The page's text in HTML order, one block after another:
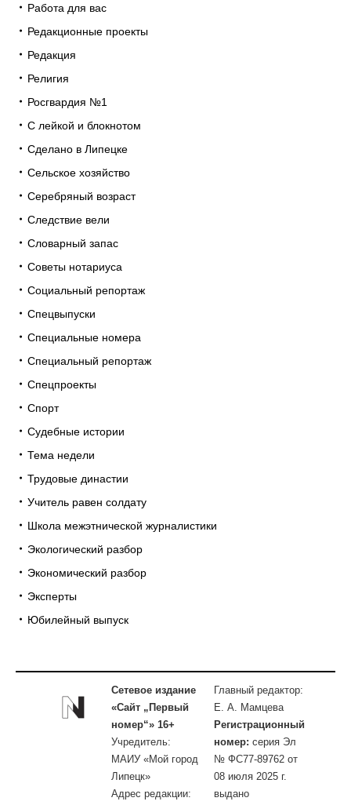
Работа для вас
Редакционные проекты
Редакция
Религия
Росгвардия №1
С лейкой и блокнотом
Сделано в Липецке
Сельское хозяйство
Серебряный возраст
Следствие вели
Словарный запас
Советы нотариуса
Социальный репортаж
Спецвыпуски
Специальные номера
Специальный репортаж
Спецпроекты
Спорт
Судебные истории
Тема недели
Трудовые династии
Учитель равен солдату
Школа межэтнической журналистики
Экологический разбор
Экономический разбор
Эксперты
Юбилейный выпуск
Сетевое издание
«Сайт „Первый
номер“» 16+
Учредитель:
МАИУ «Мой город
Липецк»
Адрес редакции:
Главный редактор:
Е. А. Мамцева
Регистрационный
номер: серия Эл
№ ФС77-89762 от
08 июля 2025 г.
выдано